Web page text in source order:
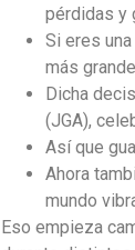
pérdidas y
Si eres
más
Dicha
(JGA),
Así que
Ahora
mundo
Eso empieza